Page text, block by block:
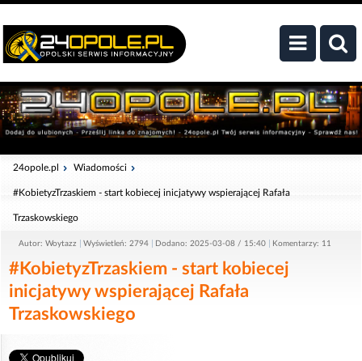
24opole.pl Wiadomości
#KobietyzTrzaskiem - start kobiecej inicjatywy wspierającej Rafała
Trzaskowskiego
Autor: Woytazz Wyświetleń: 2794 Dodano: 2025-03-08 / 15:40 Komentarzy: 11
#KobietyzTrzaskiem - start kobiecej
inicjatywy wspierającej Rafała
Trzaskowskiego